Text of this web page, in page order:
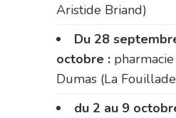
Aristide Briand)
Du 28
octobre :
Dumas (La
du 2 au 9